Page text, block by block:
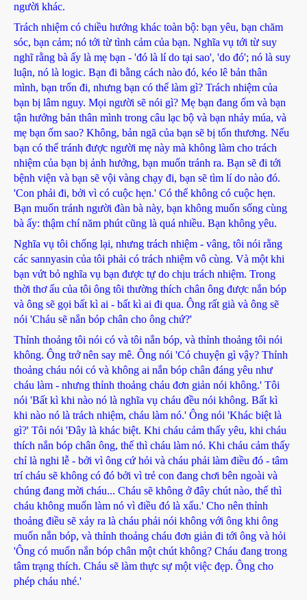
người khác.
Trách nhiệm có chiều hướng khác toàn bộ: bạn yêu, bạn chăm
sóc, bạn cảm; nó tới từ tình cảm của bạn. Nghĩa vụ tới từ suy
nghĩ rằng bà ấy là mẹ bạn - 'đó là lí do tại sao', 'do đó'; nó là suy
luận, nó là logic. Bạn đi bằng cách nào đó, kéo lê bản thân
mình, bạn trốn đi, nhưng bạn có thể làm gì? Trách nhiệm của
bạn bị lâm nguy. Mọi người sẽ nói gì? Mẹ bạn đang ốm và bạn
tận hưởng bản thân mình trong câu lạc bộ và bạn nhảy múa, và
mẹ bạn ốm sao? Không, bản ngã của bạn sẽ bị tổn thương. Nếu
bạn có thể tránh được người mẹ này mà không làm cho trách
nhiệm của bạn bị ảnh hưởng, bạn muốn tránh ra. Bạn sẽ đi tới
bệnh viện và bạn sẽ vội vàng chạy đi, bạn sẽ tìm lí do nào đó.
'Con phải đi, bởi vì có cuộc hẹn.' Có thể không có cuộc hẹn.
Bạn muốn tránh người đàn bà này, bạn không muốn sống cùng
bà ấy: thậm chí năm phút cũng là quá nhiều. Bạn không yêu.
Nghĩa vụ tôi chống lại, nhưng trách nhiệm - vâng, tôi nói rằng
các sannyasin của tôi phải có trách nhiệm vô cùng. Và một khi
bạn vứt bỏ nghĩa vụ bạn được tự do chịu trách nhiệm. Trong
thời thơ ấu của tôi ông tôi thường thích chân ông được nắn bóp
và ông sẽ gọi bất kì ai - bất kì ai đi qua. Ông rất già và ông sẽ
nói 'Cháu sẽ nắn bóp chân cho ông chứ?'
Thỉnh thoảng tôi nói có và tôi nắn bóp, và thỉnh thoảng tôi nói
không. Ông trở nên say mê. Ông nói 'Có chuyện gì vậy? Thỉnh
thoảng cháu nói có và không ai nắn bóp chân đáng yêu như
cháu làm - nhưng thỉnh thoảng cháu đơn giản nói không.' Tôi
nói 'Bất kì khi nào nó là nghĩa vụ cháu đều nói không. Bất kì
khi nào nó là trách nhiệm, cháu làm nó.' Ông nói 'Khác biệt là
gì?' Tôi nói 'Đây là khác biệt. Khi cháu cảm thấy yêu, khi cháu
thích nắn bóp chân ông, thế thì cháu làm nó. Khi cháu cảm thấy
chỉ là nghi lễ - bởi vì ông cứ hỏi và cháu phải làm điều đó - tâm
trí cháu sẽ không có đó bởi vì trẻ con đang chơi bên ngoài và
chúng đang mời cháu... Cháu sẽ không ở đây chút nào, thế thì
cháu không muốn làm nó vì điều đó là xấu.' Cho nên thỉnh
thoảng điều sẽ xảy ra là cháu phải nói không với ông khi ông
muốn nắn bóp, và thỉnh thoảng cháu đơn giản đi tới ông và hỏi
'Ông có muốn nắn bóp chân một chút không? Cháu đang trong
tâm trạng thích. Cháu sẽ làm thực sự một việc đẹp. Ông cho
phép cháu nhé.'